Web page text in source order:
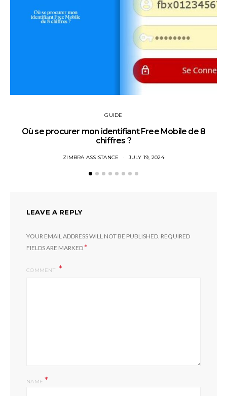
GUIDE
Où se procurer mon identifiant Free Mobile de 8
chiffres ?
ZIMBRA ASSISTANCE JULY 19, 2024
LEAVE A REPLY
YOUR EMAIL ADDRESS WILL NOT BE PUBLISHED. REQUIRED
FIELDS ARE MARKED*
COMMENT
NAME*